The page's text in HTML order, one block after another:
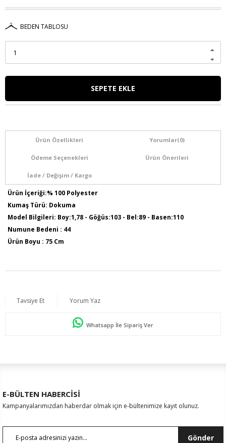
BEDEN TABLOSU
Ürün Özellikleri Yorumlar(0)
Ödeme Seçenekleri Ürün Önerileri
İade / Değişim / Kargo
Ürün İçeriği:% 100 Polyester
Kumaş Türü: Dokuma
Model Bilgileri: Boy:1,78 - Göğüs:103 - Bel:89 - Basen:110
Numune Bedeni : 44
Ürün Boyu : 75 Cm
Tavsiye Et Yorum Yaz
Whatsapp İle Sipariş Ver
E-BÜLTEN HABERCİSİ
Kampanyalarımızdan haberdar olmak için e-bültenimize kayıt olunuz.
Gönder